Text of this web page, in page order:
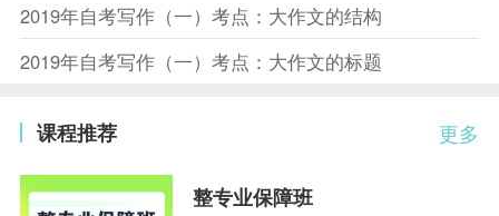
2019年自考写作（一）考点：大作文的结构
2019年自考写作（一）考点：大作文的标题
更多
课程推荐
整专业保障班